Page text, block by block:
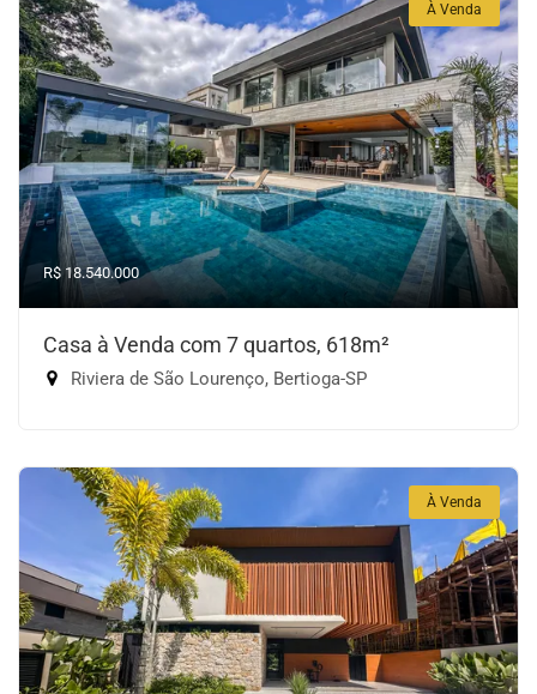
À Venda
R$ 18.540.000
Casa à Venda com 7 quartos, 618m²
Riviera de São Lourenço, Bertioga-SP
À Venda